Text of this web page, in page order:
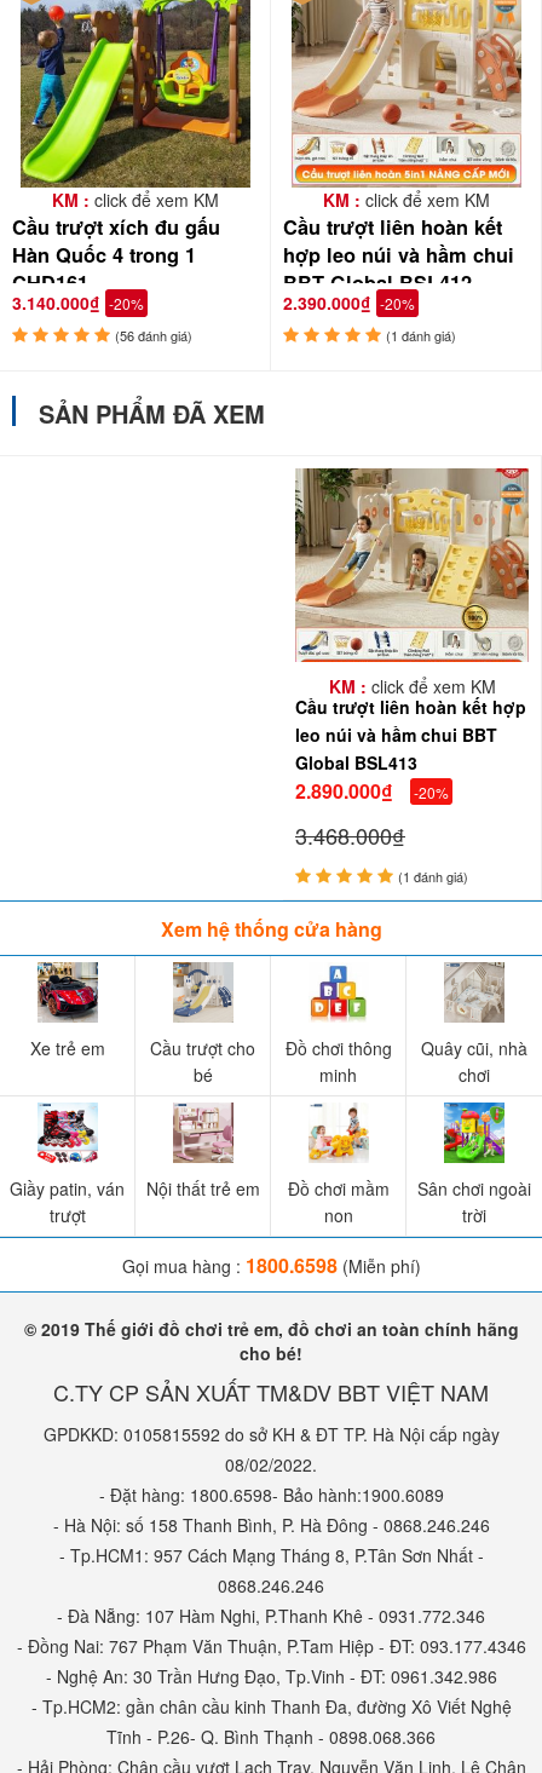
KM : click để xem KM
Cầu trượt xích đu gấu
Hàn Quốc 4 trong 1
CHD161
3.140.000₫ -20%
(56 đánh giá)
KM : click để xem KM
Cầu trượt liên hoàn kết
hợp leo núi và hầm chui
BBT Global BSL412
2.390.000₫ -20%
(1 đánh giá)
SẢN PHẨM ĐÃ XEM
KM : click để xem KM
Cầu trượt liên hoàn kết hợp
leo núi và hầm chui BBT
Global BSL413
2.890.000₫ -20%
3.468.000₫
(1 đánh giá)
Xem hệ thống cửa hàng
Xe trẻ em
Cầu trượt cho
bé
Đồ chơi thông
minh
Quây cũi, nhà
chơi
Giầy patin, ván
trượt
Nội thất trẻ em
Đồ chơi mầm
non
Sân chơi ngoài
trời
Gọi mua hàng : 1800.6598(Miễn phí)
© 2019 Thế giới đồ chơi trẻ em, đồ chơi an toàn chính hãng
cho bé!
C.TY CP SẢN XUẤT TM&DV BBT VIỆT NAM
GPDKKD: 0105815592 do sở KH & ĐT TP. Hà Nội cấp ngày
08/02/2022.
- Đặt hàng: 1800.6598- Bảo hành:1900.6089
- Hà Nội: số 158 Thanh Bình, P. Hà Đông - 0868.246.246
- Tp.HCM1: 957 Cách Mạng Tháng 8, P.Tân Sơn Nhất -
0868.246.246
- Đà Nẵng: 107 Hàm Nghi, P.Thanh Khê - 0931.772.346
- Đồng Nai: 767 Phạm Văn Thuận, P.Tam Hiệp - ĐT: 093.177.4346
- Nghệ An: 30 Trần Hưng Đạo, Tp.Vinh - ĐT: 0961.342.986
- Tp.HCM2: gần chân cầu kinh Thanh Đa, đường Xô Viết Nghệ
Tĩnh - P.26- Q. Bình Thạnh - 0898.068.366
- Hải Phòng: Chân cầu vượt Lạch Tray, Nguyễn Văn Linh, Lê Chân